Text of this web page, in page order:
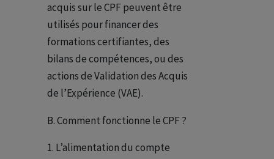
acquis sur le CPF peuvent être
utilisés pour financer des
formations certifiantes, des
bilans de compétences, ou des
actions de Validation des Acquis
de l’Expérience (VAE).
B. Comment fonctionne le CPF ?
L’alimentation du compte